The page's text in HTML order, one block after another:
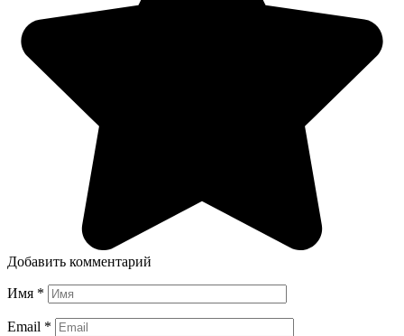
Добавить комментарий
Имя *
Email *